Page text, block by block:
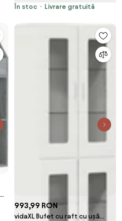
Alb | Aosom Romania
În stoc
Livrare gratuită
993,99 RON
vidaXL Bufet cu raft cu ușă